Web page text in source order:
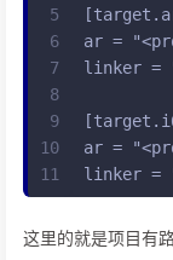
5
6
7
8
9
10
11
ar =
linker =
ar =
linker =
这里的就是项目有